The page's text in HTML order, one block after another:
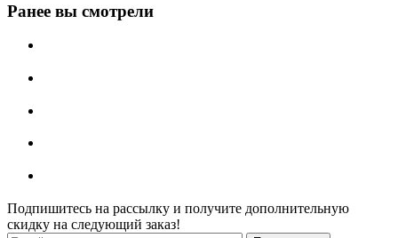
Ранее вы смотрели
Подпишитесь на рассылку и получите дополнительную
скидку на следующий заказ!